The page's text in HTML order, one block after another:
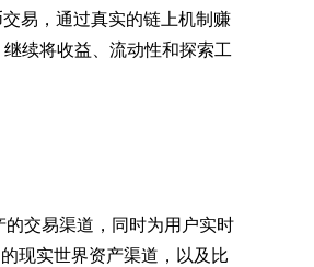
易，通过真实的链上机制赚
续将收益、流动性和探索工
交易渠道，同时为用户实时
现实世界资产渠道，以及比